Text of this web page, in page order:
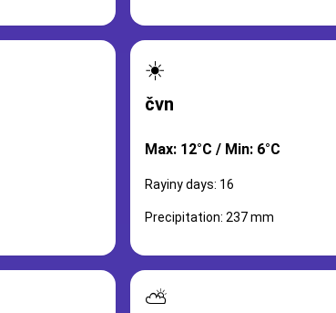
☀️
čvn
Max: 12°C / Min: 6°C
Rayiny days: 16
Precipitation: 237 mm
⛅